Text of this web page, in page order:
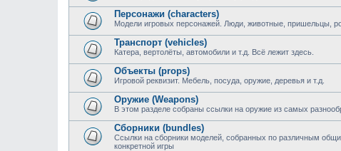
Персонажи (characters)
Модели игровых персонажей. Люди, животные, пришельцы,
Транспорт (vehicles)
Катера, вертолёты, автомобили и т.д. Всё лежит здесь.
Объекты (props)
Игровой реквизит. Мебель, посуда, оружие, деревья и т.д.
Оружие (Weapons)
В этом разделе собраны ссылки на оружие из самых
Сборники (bundles)
Ссылки на сборники моделей, собранных по различным
конкретной игры